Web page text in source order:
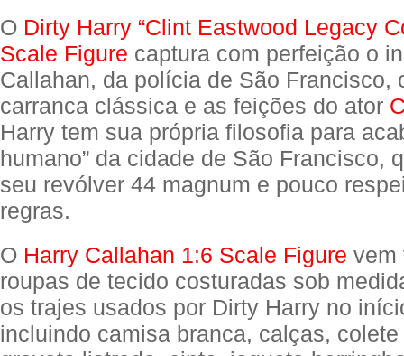
O Dirty Harry “Clint Eastwood Legacy
Scale Figure captura com perfeição o
Callahan, da polícia de São Francisco,
carranca clássica e as feições do ator
Harry tem sua própria filosofia para
humano” da cidade de São Francisco,
seu revólver 44 magnum e pouco
regras.
O Harry Callahan 1:6 Scale Figure vem
roupas de tecido costuradas sob
os trajes usados por Dirty Harry no
incluindo camisa branca, calças,